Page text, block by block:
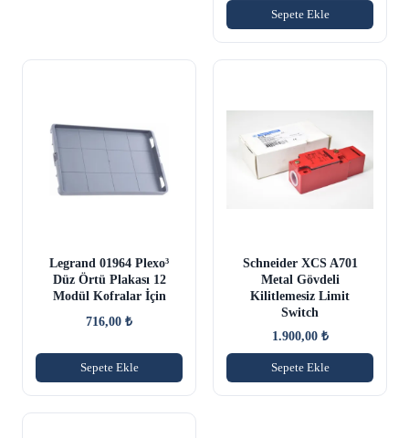
Sepete Ekle
Legrand 01964 Plexo³
Düz Örtü Plakası 12
Modül Kofralar İçin
716,00 ₺
Sepete Ekle
Schneider XCS A701
Metal Gövdeli
Kilitlemesiz Limit
Switch
1.900,00 ₺
Sepete Ekle